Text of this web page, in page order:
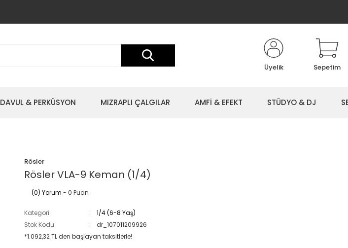
Üyelik Sepetim
DAVUL & PERKÜSYON MIZRAPLI ÇALGILAR AMFİ & EFEKT STÜDYO & DJ
Rösler
Rösler VLA-9 Keman (1/4)
(0) Yorum - 0 Puan
Kategori
1/4 (6-8 Yaş)
Stok Kodu
dr_107011209926
*1.092,32 TL den başlayan taksitlerle!